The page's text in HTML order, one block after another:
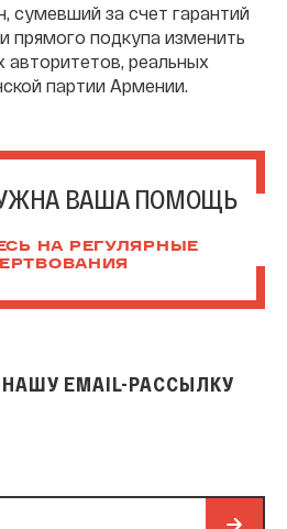
сумевший за счет гарантий
прямого подкупа изменить
реальных
партии Армении.
ВАША ПОМОЩЬ
НА РЕГУЛЯРНЫЕ
EMAIL-РАССЫЛКУ
рассылку